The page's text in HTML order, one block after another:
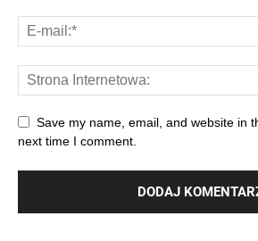
Save my name, email, and website in
next time I comment.